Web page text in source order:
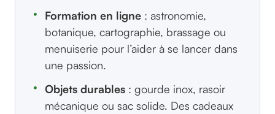
Formation en ligne : astronomie,
botanique, cartographie, brassage ou
menuiserie pour l’aider à se lancer dans
une passion.
Objets durables : gourde inox, rasoir
mécanique ou sac solide. Des cadeaux